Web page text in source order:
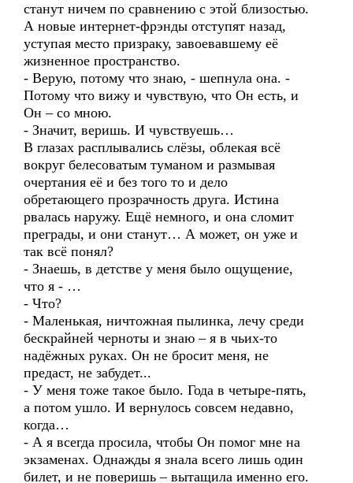
станут ничем по сравнению с этой близостью.
А новые интернет-фрэнды отступят назад,
уступая место призраку, завоевавшему её
жизненное пространство.
- Верую, потому что знаю, - шепнула она. -
Потому что вижу и чувствую, что Он есть, и
Он – со мною.
- Значит, веришь. И чувствуешь…
В глазах расплывались слёзы, облекая всё
вокруг белесоватым туманом и размывая
очертания её и без того то и дело
обретающего прозрачность друга. Истина
рвалась наружу. Ещё немного, и она сломит
преграды, и они станут… А может, он уже и
так всё понял?
- Знаешь, в детстве у меня было ощущение,
что я - …
- Что?
- Маленькая, ничтожная пылинка, лечу среди
бескрайней черноты и знаю – я в чьих-то
надёжных руках. Он не бросит меня, не
предаст, не забудет...
- У меня тоже такое было. Года в четыре-пять,
а потом ушло. И вернулось совсем недавно,
когда…
- А я всегда просила, чтобы Он помог мне на
экзаменах. Однажды я знала всего лишь один
билет, и не поверишь – вытащила именно его.